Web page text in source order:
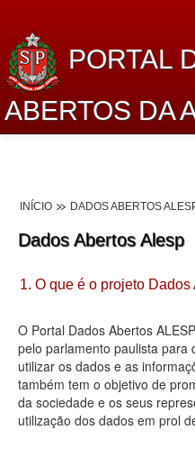
PORTAL
ABERTOS DA
Lei de Acesso à Informação
Dados Governamentais
Planejamento
Catálogo de dados
Processo Legislativo
Deputados Estaduais
INÍCIO DADOS ABERTOS
Dados Abertos Alesp
1. O que é o projeto
O Portal Dados Abertos
pelo parlamento paulista para
utilizar os dados e as
também tem o objetivo de
da sociedade e os seus
utilização dos dados em prol